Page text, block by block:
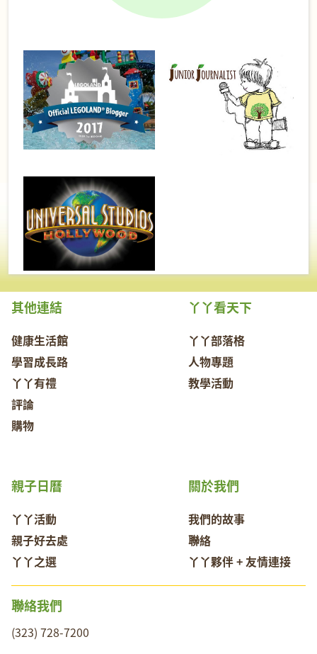
其他連結
健康生活館
學習成長路
丫丫有禮
評論
購物
丫丫看天下
丫丫部落格
人物專題
教學活動
關於我們
我們的故事
聯絡
丫丫夥伴 + 友情連接
親子日曆
丫丫活動
親子好去處
丫丫之選
聯絡我們
(323) 728-7200